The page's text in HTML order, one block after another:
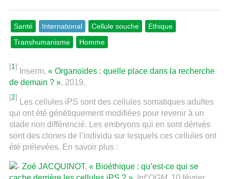
Santé International Cellule souche
Ethique
Transhumanisme
Homme
[1]
Inserm, « Organoïdes : quelle place dans la recherche
de demain ? », 2019.
[2]
Les cellules iPS sont des cellules somatiques adultes
qui ont été génétiquement modifiées pour revenir à un
stade non différencié. Les embryons qui en sont dérivés
sont des clones de l’individu sur lesquels ces cellules ont
été prélevées. En savoir plus :
Zoé JACQUINOT, « Bioéthique : qu’est-ce qui se